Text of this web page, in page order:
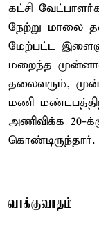
கட்சி
நேற்று மாலை
மேற்பட்ட
மறைந்த
தலைவரும்,
மணி
அணிவிக்க 20-
கொண்டிருந்தார்.
வாக்குவாதம்